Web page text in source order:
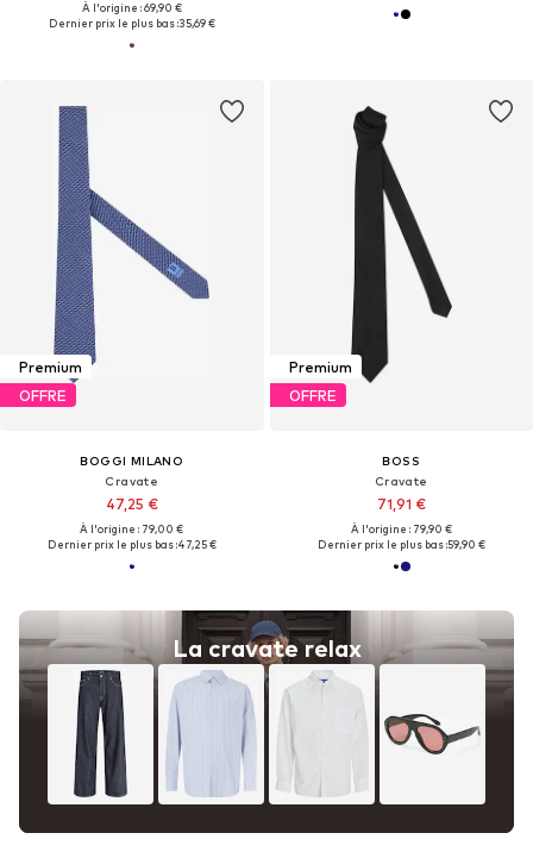
À l'origine : 69,90 €
Dernier prix le plus bas :35,69 €
Premium
OFFRE
BOGGI MILANO
Cravate
47,25 €
À l'origine : 79,00 €
Dernier prix le plus bas :47,25 €
La cravate relax
Premium
OFFRE
BOSS
Cravate
71,91 €
À l'origine : 79,90 €
Dernier prix le plus bas :59,90 €